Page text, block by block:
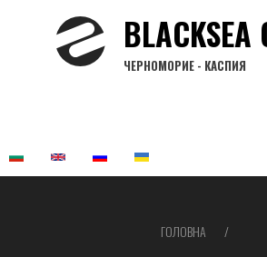
BLACKSEA
ЧЕРНОМОРИЕ - КАСПИЯ
ГОЛОВНА